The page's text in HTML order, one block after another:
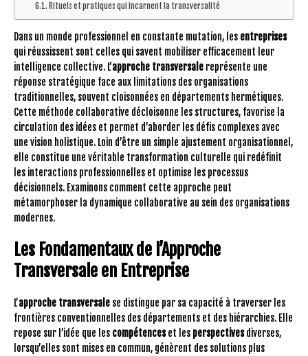
Rituels et pratiques qui incarnent la transversalité
Dans un monde professionnel en constante mutation, les entreprises
qui réussissent sont celles qui savent mobiliser efficacement leur
intelligence collective. L’approche transversale représente une
réponse stratégique face aux limitations des organisations
traditionnelles, souvent cloisonnées en départements hermétiques.
Cette méthode collaborative décloisonne les structures, favorise la
circulation des idées et permet d’aborder les défis complexes avec
une vision holistique. Loin d’être un simple ajustement organisationnel,
elle constitue une véritable transformation culturelle qui redéfinit
les interactions professionnelles et optimise les processus
décisionnels. Examinons comment cette approche peut
métamorphoser la dynamique collaborative au sein des organisations
modernes.
Les Fondamentaux de l’Approche
Transversale en Entreprise
L’approche transversale se distingue par sa capacité à traverser les
frontières conventionnelles des départements et des hiérarchies. Elle
repose sur l’idée que les compétenceset les perspectivesdiverses,
lorsqu’elles sont mises en commun, génèrent des solutions plus